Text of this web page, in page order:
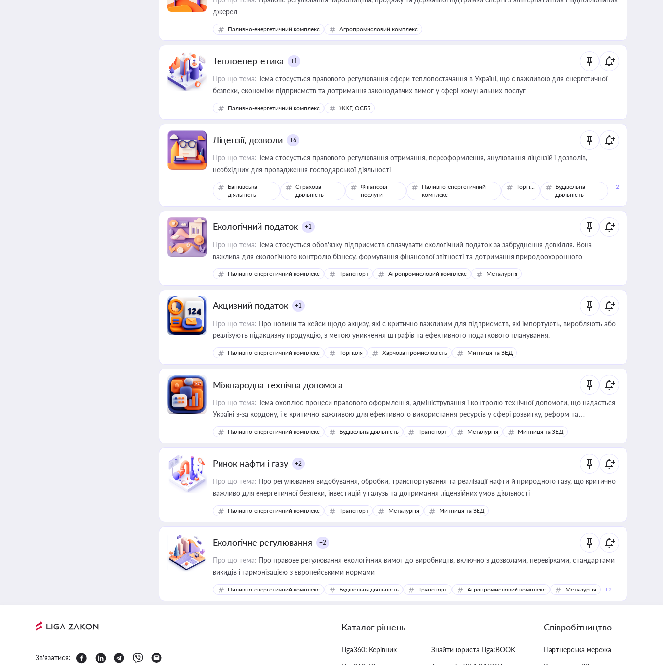
джерел
Паливно-енергетичний комплекс Агропромисловий комплекс
Теплоенергетика +1
Про що тема: Тема стосується правового регулювання сфери теплопостачання в Україні, що є важливою для енергетичної
безпеки, економіки підприємств та дотримання законодавчих вимог у сфері комунальних послуг
Паливно-енергетичний комплекс ЖКГ, ОСББ
Ліцензії, дозволи +6
Про що тема: Тема стосується правового регулювання отримання, переоформлення, анулювання ліцензій і дозволів,
необхідних для провадження господарської діяльності
Банківська
діяльність
Страхова
діяльність
Фінансові
послуги
Паливно-енергетичний
комплекс
Торгівля
Будівельна
діяльність
+2
Екологічний податок +1
Про що тема: Тема стосується обов’язку підприємств сплачувати екологічний податок за забруднення довкілля. Вона
важлива для екологічного контролю бізнесу, формування фінансової звітності та дотримання природоохоронного
законодавства
Паливно-енергетичний комплекс Транспорт Агропромисловий комплекс Металургія
Акцизний податок +1
Про що тема: Про новини та кейси щодо акцизу, які є критично важливим для підприємств, які імпортують, виробляють або
реалізують підакцизну продукцію, з метою уникнення штрафів та ефективного податкового планування.
Паливно-енергетичний комплекс Торгівля Харчова промисловість Митниця та ЗЕД
Міжнародна технічна допомога
Про що тема: Тема охоплює процеси правового оформлення, адміністрування і контролю технічної допомоги, що надається
Україні з-за кордону, і є критично важливою для ефективного використання ресурсів у сфері розвитку, реформ та
інфраструктурних проєктів
Паливно-енергетичний комплекс Будівельна діяльність Транспорт Металургія Митниця та ЗЕД
Ринок нафти і газу +2
Про що тема: Про регулювання видобування, обробки, транспортування та реалізації нафти й природного газу, що критично
важливо для енергетичної безпеки, інвестицій у галузь та дотримання ліцензійних умов діяльності
Паливно-енергетичний комплекс Транспорт Металургія Митниця та ЗЕД
Екологічне регулювання +2
Про що тема: Про правове регулювання екологічних вимог до виробництв, включно з дозволами, перевірками, стандартами
викидів і гармонізацією з європейськими нормами
Паливно-енергетичний комплекс Будівельна діяльність Транспорт Агропромисловий комплекс Металургія +2
Зв'язатися:
Каталог рішень
Liga360: Керівник
Знайти юриста Liga:BOOK
Співробітництво
Партнерська мережа